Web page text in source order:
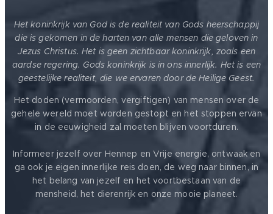
Het koninkrijk van God is de realiteit van Gods heerschappij
die is gekomen in de harten van alle mensen die geloven in
Jezus Christus. Het is geen zichtbaar koninkrijk, zoals een
aardse regering. Gods koninkrijk is in ons innerlijk. Het is een
geestelijke realiteit, die we ervaren door de Heilige Geest.
Het doden (vermoorden, vergiftigen) van mensen over de
gehele wereld moet worden gestopt en het stoppen ervan
in de eeuwigheid zal moeten blijven voortduren.
Informeer jezelf over Hennep en Vrije energie, ontwaak en
ga ook je eigen innerlijke reis doen, de weg naar binnen, in
het belang van jezelf en het voortbestaan van de
mensheid, het dierenrijk en onze mooie planeet.